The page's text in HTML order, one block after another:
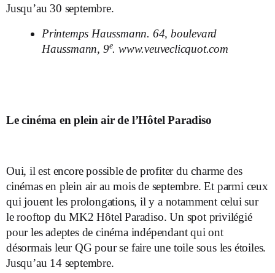
Jusqu’au 30 septembre.
Printemps Haussmann. 64, boulevard
Haussmann, 9e.www.veuveclicquot.com
Le cinéma en plein air de l’Hôtel Paradiso
Oui, il est encore possible de profiter du charme des
cinémas en plein air au mois de septembre. Et parmi ceux
qui jouent les prolongations, il y a notamment celui sur
le rooftop du MK2 Hôtel Paradiso. Un spot privilégié
pour les adeptes de cinéma indépendant qui ont
désormais leur QG pour se faire une toile sous les étoiles.
Jusqu’au 14 septembre.